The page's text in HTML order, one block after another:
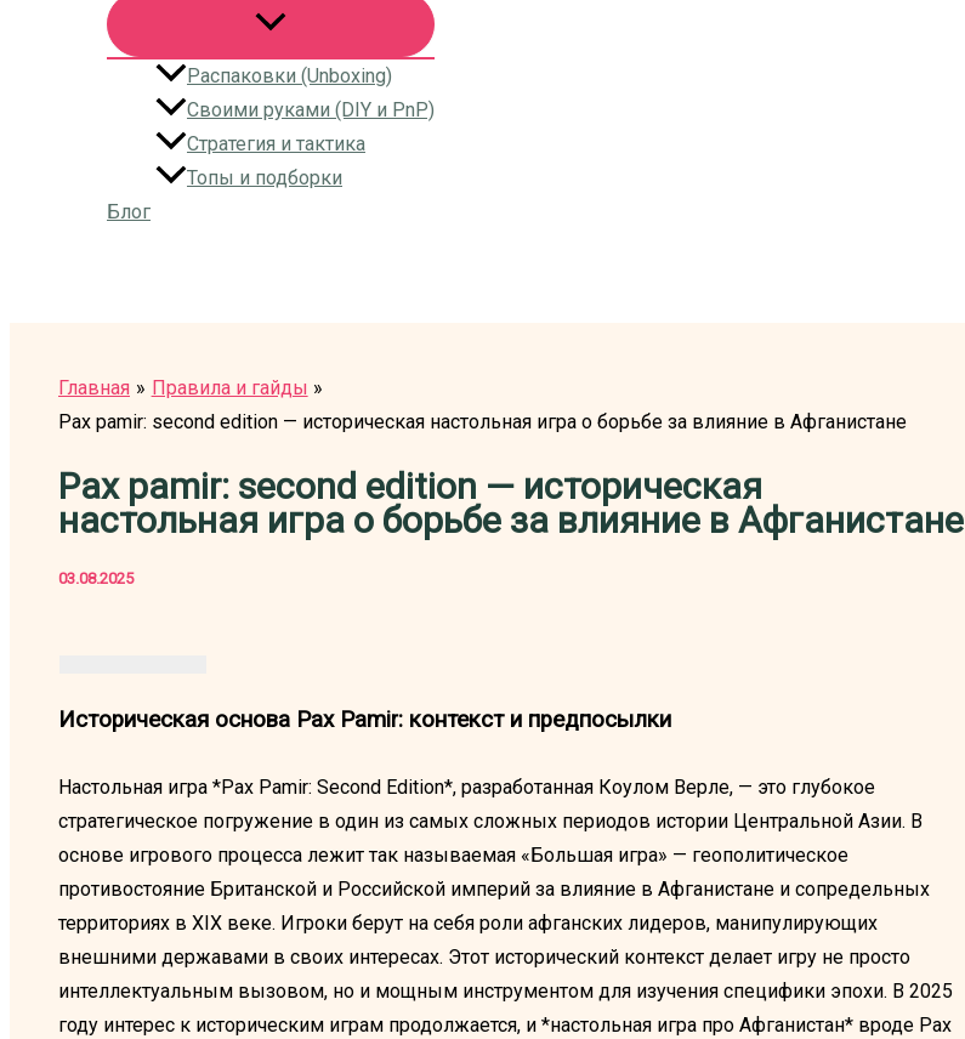
Распаковки (Unboxing)
Своими руками (DIY и PnP)
Стратегия и тактика
Топы и подборки
Блог
Главная
Правила и гайды
Pax pamir: second edition — историческая настольная игра о борьбе за влияние в Афганистане
Pax pamir: second edition — историческая
настольная игра о борьбе за влияние в Афганистане
03.08.2025
Историческая основа Pax Pamir: контекст и предпосылки
Настольная игра *Pax Pamir: Second Edition*, разработанная Коулом Верле, — это глубокое
стратегическое погружение в один из самых сложных периодов истории Центральной Азии. В
основе игрового процесса лежит так называемая «Большая игра» — геополитическое
противостояние Британской и Российской империй за влияние в Афганистане и сопредельных
территориях в XIX веке. Игроки берут на себя роли афганских лидеров, манипулирующих
внешними державами в своих интересах. Этот исторический контекст делает игру не просто
интеллектуальным вызовом, но и мощным инструментом для изучения специфики эпохи. В 2025
году интерес к историческим играм продолжается, и *настольная игра про Афганистан* вроде Pax